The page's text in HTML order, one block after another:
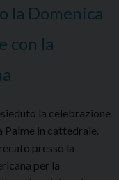
la Domenica
con la
la celebrazione
in cattedrale.
presso la
per la